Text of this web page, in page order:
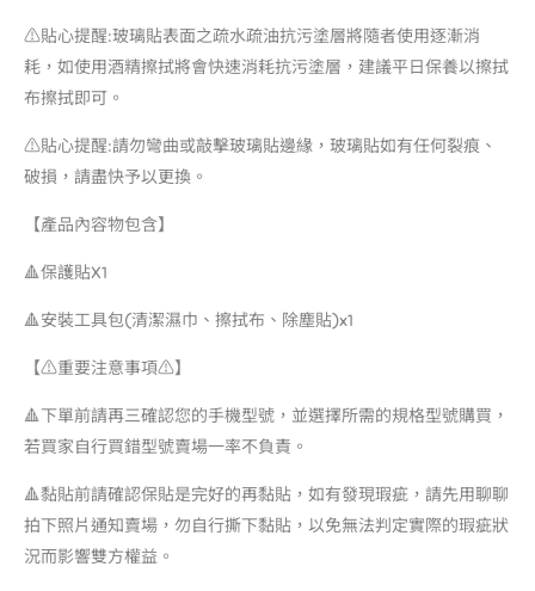
⚠️貼心提醒:玻璃貼表面之疏水疏油抗污塗層將隨者使用逐漸消
耗，如使用酒精擦拭將會快速消耗抗污塗層，建議平日保養以擦拭
布擦拭即可。
⚠️貼心提醒:請勿彎曲或敲擊玻璃貼邊緣，玻璃貼如有任何裂痕、
破損，請盡快予以更換。
【產品內容物包含】
🔺保護貼X1
🔺安裝工具包(清潔濕巾、擦拭布、除塵貼)x1
【⚠️重要注意事項⚠️】
🔺下單前請再三確認您的手機型號，並選擇所需的規格型號購買，
若買家自行買錯型號賣場一率不負責。
🔺黏貼前請確認保貼是完好的再黏貼，如有發現瑕疵，請先用聊聊
拍下照片通知賣場，勿自行撕下黏貼，以免無法判定實際的瑕疵狀
況而影響雙方權益。